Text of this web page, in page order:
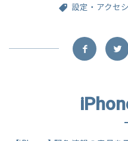
設定・アクセ